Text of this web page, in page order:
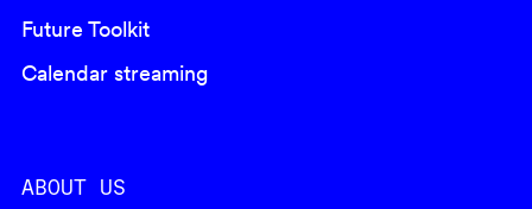
Future Toolkit
Calendar streaming
ABOUT US